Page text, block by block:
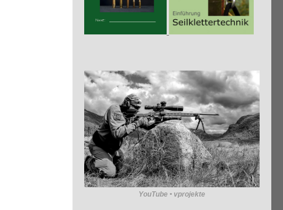
YouTube • vprojekte